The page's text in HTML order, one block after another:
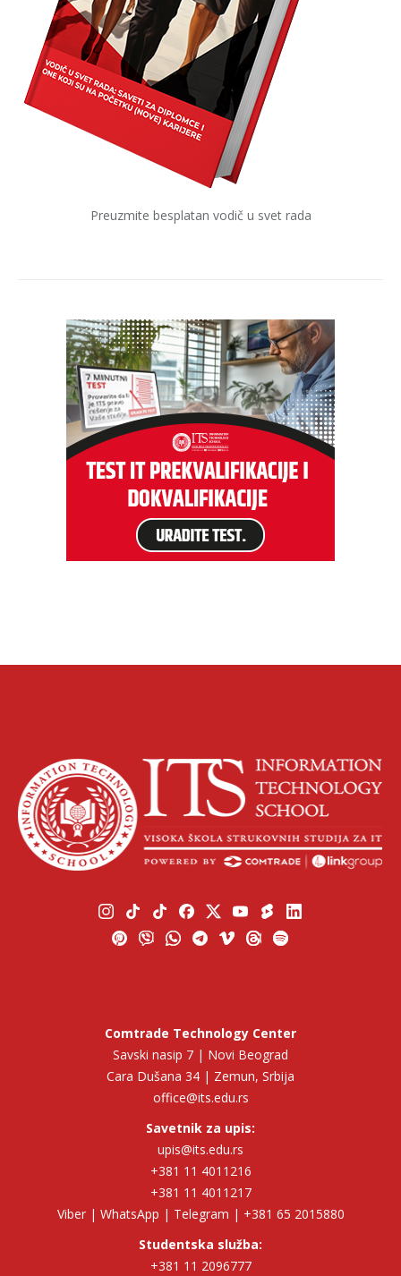
Preuzmite besplatan vodič u svet rada
Comtrade Technology Center
Savski nasip 7 | Novi Beograd
Cara Dušana 34 | Zemun, Srbija
office@its.edu.rs
Savetnik za upis:
upis@its.edu.rs
+381 11 4011216
+381 11 4011217
Viber | WhatsApp | Telegram | +381 65 2015880
Studentska služba:
+381 11 2096777